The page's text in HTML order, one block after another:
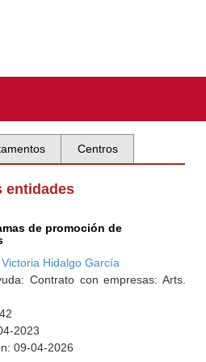
Centros
entidades
de promoción de
Hidalgo García
Contrato con empresas: Arts.
2023
09-04-2026